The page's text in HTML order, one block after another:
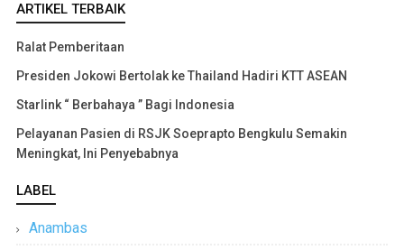
ARTIKEL TERBAIK
Ralat Pemberitaan
Presiden Jokowi Bertolak ke Thailand Hadiri KTT ASEAN
Starlink “ Berbahaya ” Bagi Indonesia
Pelayanan Pasien di RSJK Soeprapto Bengkulu Semakin
Meningkat, Ini Penyebabnya
LABEL
Anambas